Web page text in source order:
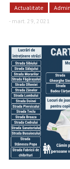
Actualitate
- mart. 29, 2021